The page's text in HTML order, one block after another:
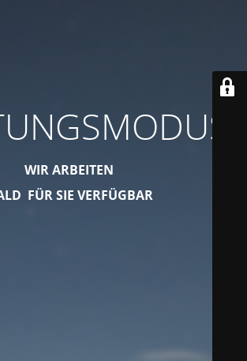
WIR ARBEITEN
FÜR SIE VERFÜGBAR